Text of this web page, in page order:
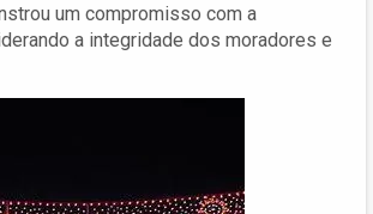
um compromisso com a
a integridade dos moradores e